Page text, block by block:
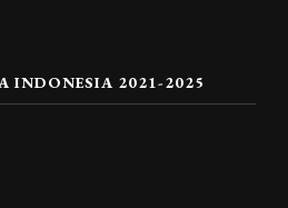
INDONESIA 2021-2025